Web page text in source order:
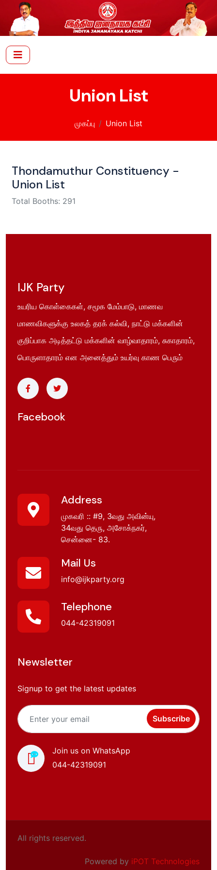
Union List
முகப்பு Union List
Thondamuthur Constituency -
Union List
Total Booths: 291
IJK Party
உயரிய கொள்கைகள், சமூக மேம்பாடு, மாணவ
மாணவிகளுக்கு உலகத் தரக் கல்வி, நாட்டு மக்களின்
குறிப்பாக அடித்தட்டு மக்களின் வாழ்வாதாரம், சுகாதாரம்,
பொருளாதாரம் என அனைத்தும் உயர்வு காண பெரும்
Facebook
Address
முகவரி :: #9, 3வது அவின்யு,
34வது தெரு, அசோக்நகர்,
சென்னை- 83.
Mail Us
info@ijkparty.org
Telephone
044-42319091
Newsletter
Signup to get the latest updates
Subscribe
Join us on WhatsApp
044-42319091
All rights reserved.
Powered by iPOT Technologies